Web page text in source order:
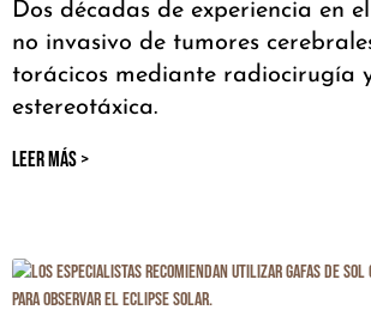
Dos décadas de experiencia en
no invasivo de tumores
torácicos mediante radiocirugía
estereotáxica.
LEER MÁS >